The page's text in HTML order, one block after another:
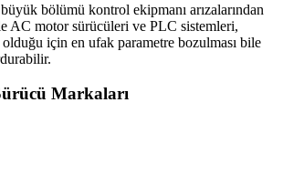
bölümü kontrol ekipmanı arızalarından
AC motor sürücüleri ve PLC sistemleri,
için en ufak parametre bozulması bile
Markaları